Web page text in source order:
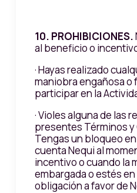
10. PROHIBICIONES.
al beneficio o
· Hayas realizado
maniobra engañosa o
participar en la
· Violes alguna de las
presentes Términos
Tengas un bloqueo
cuenta Nequi al
incentivo o cuando la
embargada o estés
obligación a favor de